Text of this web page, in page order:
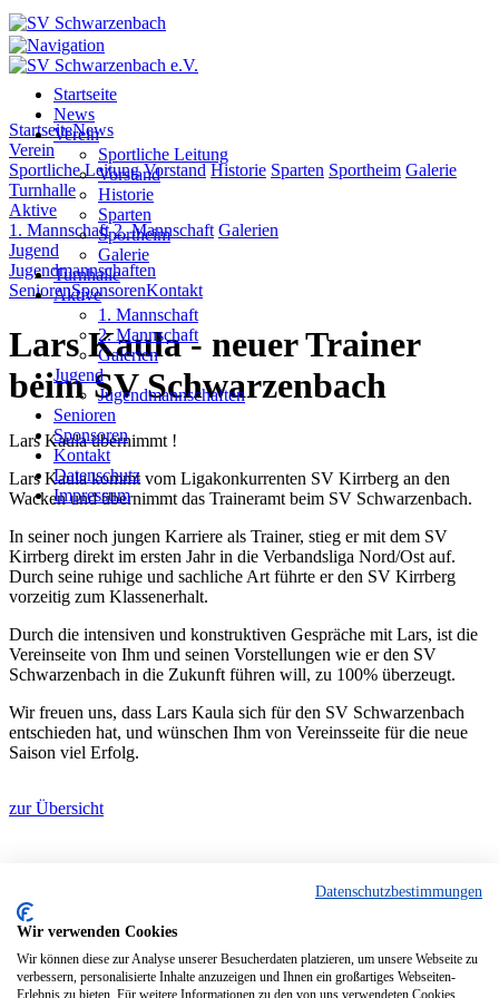
Startseite
News
Verein
Sportliche Leitung
Vorstand
Historie
Sparten
Sportheim
Galerie
Turnhalle
Aktive
1. Mannschaft
2. Mannschaft
Galerien
Jugend
Jugendmannschaften
Senioren
Sponsoren
Kontakt
Datenschutz
Impressum
StartseiteNews
Verein
Sportliche Leitung Vorstand Historie Sparten Sportheim Galerie
Turnhalle
Aktive
1. Mannschaft 2. Mannschaft Galerien
Jugend
Jugendmannschaften
SeniorenSponsorenKontakt
Lars Kaula- neuer Trainer
beim SV Schwarzenbach
Lars Kaula übernimmt !
Lars Kaula kommt vom Ligakonkurrenten SV Kirrberg an den
Wacken und übernimmt das Traineramt beim SV Schwarzenbach.
In seiner noch jungen Karriere als Trainer, stieg er mit dem SV
Kirrberg direkt im ersten Jahr in die Verbandsliga Nord/Ost auf.
Durch seine ruhige und sachliche Art führte er den SV Kirrberg
vorzeitig zum Klassenerhalt.
Durch die intensiven und konstruktiven Gespräche mit Lars, ist die
Vereinseite von Ihm und seinen Vorstellungen wie er den SV
Schwarzenbach in die Zukunft führen will, zu 100% überzeugt.
Wir freuen uns, dass Lars Kaula sich für den SV Schwarzenbach
entschieden hat, und wünschen Ihm von Vereinsseite für die neue
Saison viel Erfolg.
zur Übersicht
Anfahrt über Mastauweg
Postfach 1901 / 66415 Homburg
Web: www.svschwarzenbach.de
Datenschutzbestimmungen
Wir verwenden Cookies
Wir können diese zur Analyse unserer Besucherdaten platzieren, um unsere Webseite zu
verbessern, personalisierte Inhalte anzuzeigen und Ihnen ein großartiges Webseiten-
Erlebnis zu bieten. Für weitere Informationen zu den von uns verwendeten Cookies